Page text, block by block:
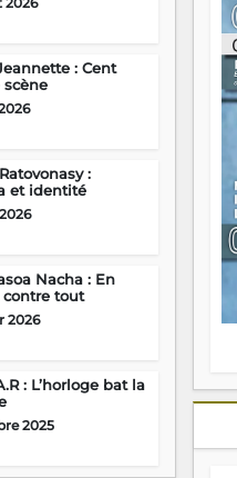
: Cent
scène
:
et identité
Nacha : En
contre tout
2026
: L’horloge bat la
2025